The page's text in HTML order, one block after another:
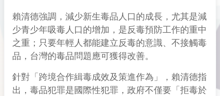
賴清德強調，減少新生毒品人口的成長，尤其是減
少青少年吸毒人口的增加，是反毒預防工作的重中
之重；只要年輕人都能建立反毒的意識、不接觸毒
品，台灣的毒品問題應可獲得改善。
針對「跨境合作緝毒成效及策進作為」，賴清德指
出，毒品犯罪是國際性犯罪，政府不僅要「拒毒於